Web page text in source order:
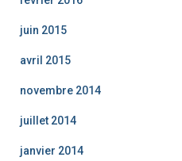
juin 2015
avril 2015
novembre 2014
juillet 2014
janvier 2014